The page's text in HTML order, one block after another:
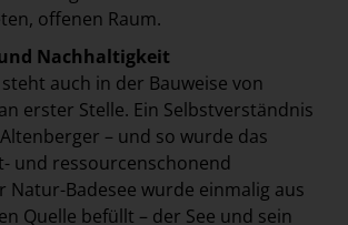
offenen Raum.
Nachhaltigkeit
auch in der Bauweise von
an erster Stelle. Ein Selbstverständnis
– und so wurde das
und ressourcenschonend
Natur-Badesee wurde einmalig aus
Quelle befüllt – der See und sein